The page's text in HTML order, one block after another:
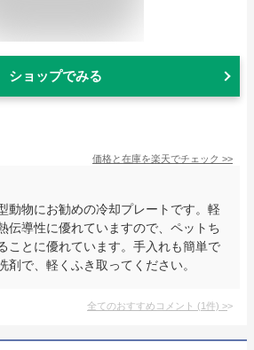
ショップでみる
価格と在庫を楽天でチェック >>
動物にお勧めの冷却プレートです。軽
伝導性に優れていますので、ペットち
ことに優れています。手入れも簡単で
剤で、軽くふき取ってください。
全てのおすすめコメント (1件) >